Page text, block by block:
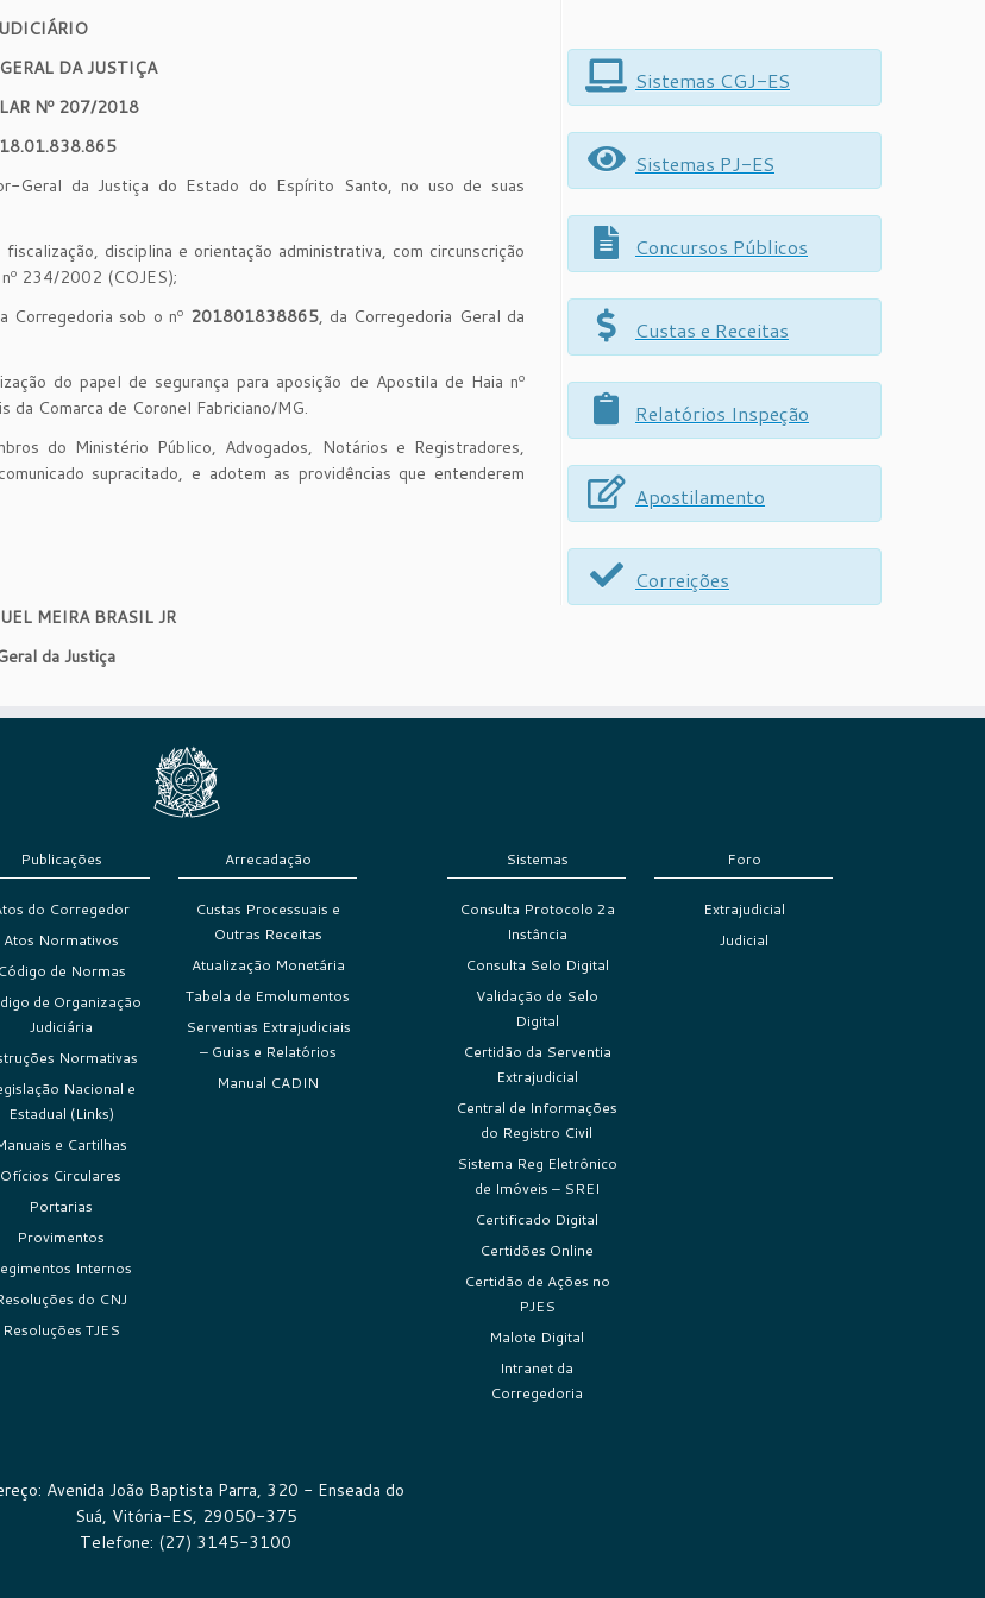
DA JUSTIÇA
Nº 207/2018
Geral da Justiça do Estado do Espírito Santo, no uso de suas
disciplina e orientação administrativa, com circunscrição
234/2002 (COJES);
Corregedoria sob o nº 201801838865, da Corregedoria Geral da
do papel de segurança para aposição de Apostila de Haia nº
Comarca de Coronel Fabriciano/MG.
do Ministério Público, Advogados, Notários e Registradores,
supracitado, e adotem as providências que entenderem
MEIRA BRASIL JR
da Justiça
Sistemas CGJ-ES
Sistemas PJ-ES
Concursos Públicos
Custas e Receitas
Relatórios Inspeção
Apostilamento
Correições
Publicações
do Corregedor
Atos Normativos
Código de Normas
de Organização
Judiciária
Normativas
Nacional e
Estadual (Links)
e Cartilhas
Ofícios Circulares
Portarias
Provimentos
Internos
do CNJ
Resoluções TJES
Arrecadação
Custas Processuais e
Outras Receitas
Atualização Monetária
Tabela de Emolumentos
Serventias Extrajudiciais
– Guias e Relatórios
Manual CADIN
Avenida João Baptista Parra, 320 - Enseada do
Suá, Vitória-ES, 29050-375
Telefone: (27) 3145-3100
Sistemas
Consulta Protocolo 2a
Instância
Consulta Selo Digital
Validação de Selo
Digital
Certidão da Serventia
Extrajudicial
Central de Informações
do Registro Civil
Sistema Reg Eletrônico
de Imóveis – SREI
Certificado Digital
Certidões Online
Certidão de Ações no
PJES
Malote Digital
Intranet da
Corregedoria
Foro
Extrajudicial
Judicial